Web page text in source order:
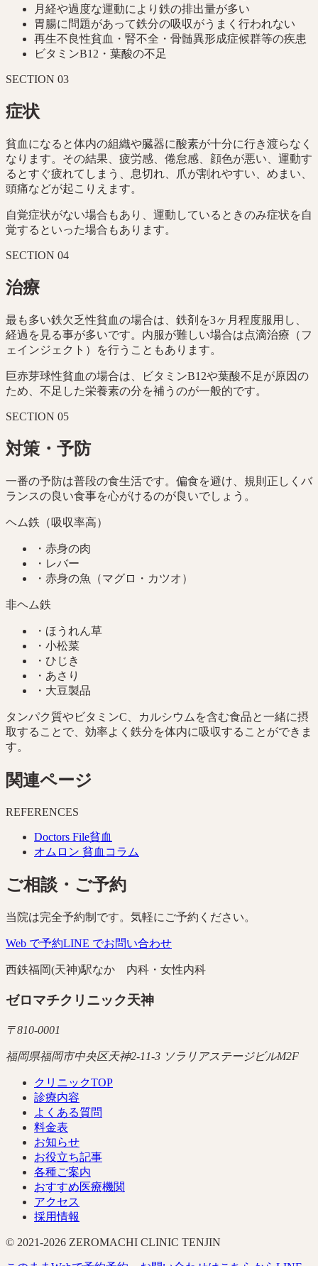
月経や過度な運動により鉄の排出量が多い
胃腸に問題があって鉄分の吸収がうまく行われない
再生不良性貧血・腎不全・骨髄異形成症候群等の疾患
ビタミンB12・葉酸の不足
SECTION 03
症状
貧血になると体内の組織や臓器に酸素が十分に行き渡らなく
なります。その結果、疲労感、倦怠感、顔色が悪い、運動す
るとすぐ疲れてしまう、息切れ、爪が割れやすい、めまい、
頭痛などが起こりえます。
自覚症状がない場合もあり、運動しているときのみ症状を自
覚するといった場合もあります。
SECTION 04
治療
最も多い鉄欠乏性貧血の場合は、鉄剤を3ヶ月程度服用し、
経過を見る事が多いです。内服が難しい場合は点滴治療（フ
ェインジェクト）を行うこともあります。
巨赤芽球性貧血の場合は、ビタミンB12や葉酸不足が原因の
ため、不足した栄養素の分を補うのが一般的です。
SECTION 05
対策・予防
一番の予防は普段の食生活です。偏食を避け、規則正しくバ
ランスの良い食事を心がけるのが良いでしょう。
ヘム鉄（吸収率高）
・ 赤身の肉
・ レバー
・ 赤身の魚（マグロ・カツオ）
非ヘム鉄
・ ほうれん草
・ 小松菜
・ ひじき
・ あさり
・ 大豆製品
タンパク質やビタミンC、カルシウムを含む食品と一緒に摂
取することで、効率よく鉄分を体内に吸収することができま
す。
関連ページ
REFERENCES
Doctors File貧血
オムロン 貧血コラム
ご相談・ご予約
当院は完全予約制です。気軽にご予約ください。
Web で予約LINE でお問い合わせ
西鉄福岡(天神)駅なか 内科・女性内科
ゼロマチクリニック天神
〒810-0001
福岡県福岡市中央区天神2-11-3 ソラリアステージビルM2F
クリニックTOP
診療内容
よくある質問
料金表
お知らせ
お役立ち記事
各種ご案内
おすすめ医療機関
アクセス
採用情報
© 2021-2026 ZEROMACHI CLINIC TENJIN